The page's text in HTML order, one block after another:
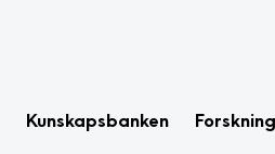
Kunskapsbanken Forskning